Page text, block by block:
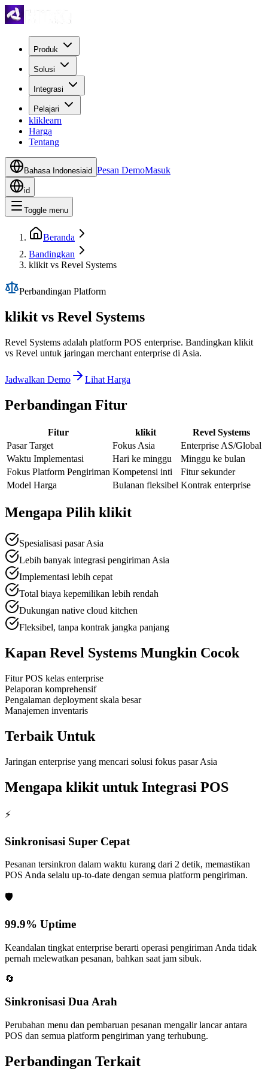
Produk
Solusi
Integrasi
Pelajari
kliklearn
Harga
Tentang
Bahasa Indonesiaid Pesan DemoMasuk
id
Toggle menu
Beranda
Bandingkan
klikit vs Revel Systems
Perbandingan Platform
klikit vs Revel Systems
Revel Systems adalah platform POS enterprise. Bandingkan klikit
vs Revel untuk jaringan merchant enterprise di Asia.
Jadwalkan Demo Lihat Harga
Perbandingan Fitur
Fitur klikit
Revel Systems
Pasar Target
Fokus Asia
Enterprise AS/Global
Waktu Implementasi
Hari ke minggu
Minggu ke bulan
Fokus Platform Pengiriman Kompetensi inti
Fitur sekunder
Model Harga
Bulanan fleksibel Kontrak enterprise
Mengapa Pilih klikit
Spesialisasi pasar Asia
Lebih banyak integrasi pengiriman Asia
Implementasi lebih cepat
Total biaya kepemilikan lebih rendah
Dukungan native cloud kitchen
Fleksibel, tanpa kontrak jangka panjang
Kapan Revel Systems Mungkin Cocok
Fitur POS kelas enterprise
Pelaporan komprehensif
Pengalaman deployment skala besar
Manajemen inventaris
Terbaik Untuk
Jaringan enterprise yang mencari solusi fokus pasar Asia
Mengapa klikit untuk Integrasi POS
⚡
Sinkronisasi Super Cepat
Pesanan tersinkron dalam waktu kurang dari 2 detik, memastikan
POS Anda selalu up-to-date dengan semua platform pengiriman.
🛡️
99.9% Uptime
Keandalan tingkat enterprise berarti operasi pengiriman Anda tidak
pernah melewatkan pesanan, bahkan saat jam sibuk.
🔄
Sinkronisasi Dua Arah
Perubahan menu dan pembaruan pesanan mengalir lancar antara
POS dan semua platform pengiriman yang terhubung.
Perbandingan Terkait